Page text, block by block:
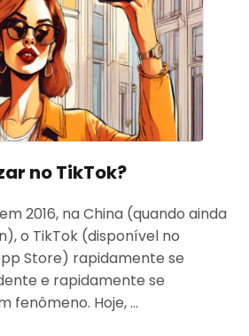
no TikTok?
2016, na China (quando ainda
o TikTok (disponível no
Store) rapidamente se
e rapidamente se
fenômeno. Hoje, ...